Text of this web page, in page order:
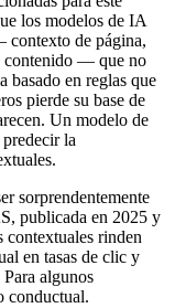
los modelos de IA
contexto de página,
contenido — que no
basado en reglas que
pierde su base de
Un modelo de
la
sorprendentemente
publicada en 2025 y
contextuales rinden
en tasas de clic y
algunos
conductual.